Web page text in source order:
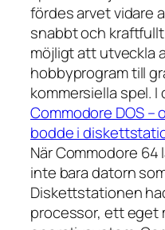
fördes arvet vidare
snabbt och
möjligt att utveckla
hobbyprogram till
kommersiella spel.
Commodore DOS
bodde i
När Commodore
inte bara datorn
Diskettstationen
processor, ett eget